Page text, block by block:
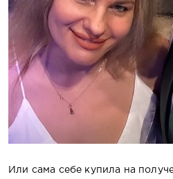
Или сама себе купила на